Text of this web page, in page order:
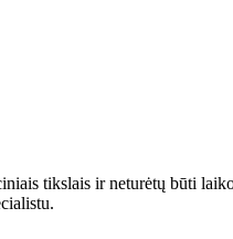
tikslais ir neturėtų būti